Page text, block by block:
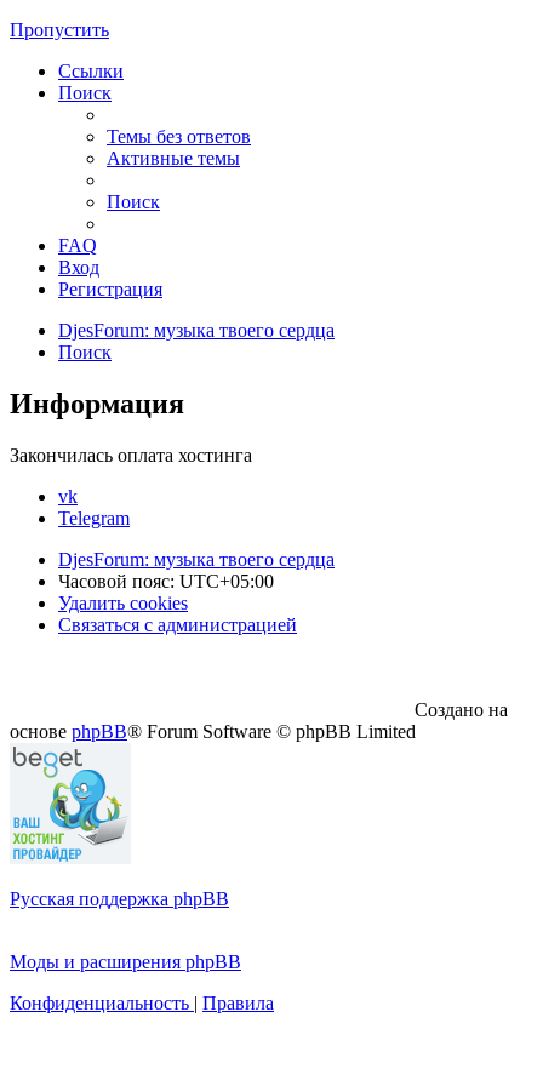
Пропустить
Ссылки
Поиск
Темы без ответов
Активные темы
Поиск
FAQ
Вход
Регистрация
DjesForum: музыка твоего сердца
Поиск
Информация
Закончилась оплата хостинга
vk
Telegram
DjesForum: музыка твоего сердца
Часовой пояс: UTC+05:00
Удалить cookies
Связаться с администрацией
Создано на
основе phpBB® Forum Software © phpBB Limited
Русская поддержка phpBB
Моды и расширения phpBB
Конфиденциальность | Правила